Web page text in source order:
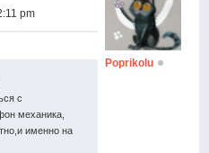
pm
с
механика,
именно на
Poprikolu